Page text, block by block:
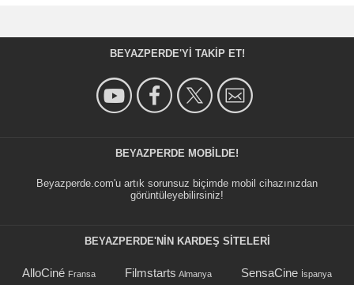
BEYAZPERDE'YI TAKIP ET!
BEYAZPERDE MOBILDE!
Beyazperde.com'u artık sorunsuz biçimde mobil cihazınızdan
görüntüleyebilirsiniz!
BEYAZPERDE'NIN KARDEŞ SİTELERİ
AlloCiné Fransa Filmstarts Almanya SensaCine İspanya